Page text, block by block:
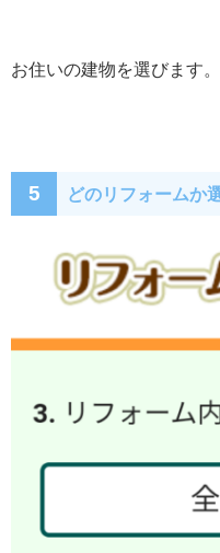
お住いの建物を選びます。
5 どのリフォームか